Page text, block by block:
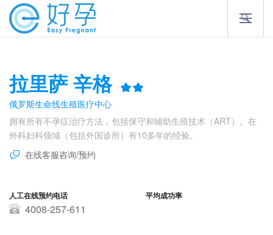
拉里萨 辛格
俄罗斯生命线生殖医疗中心
拥有所有不孕症治疗方法，包括保守和辅助生殖技术（ART）。在
外科妇科领域（包括外国诊所）有10多年的经验。
在线客服咨询/预约
人工在线预约电话
4008-257-611
平均成功率